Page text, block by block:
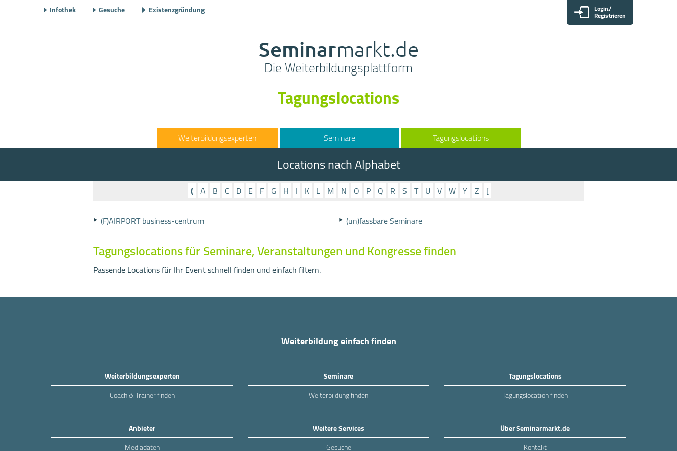
Infothek Gesuche Existenzgründung Login/
Registrieren
Seminarmarkt.de
Die Weiterbildungsplattform
Tagungslocations
Weiterbildungsexperten Seminare Tagungslocations
Locations nach Alphabet
( A B C D E F G H I K L M N O P Q R S T U V W Y Z [
(F)AIRPORT business-centrum
(un)fassbare Seminare
Tagungslocations für Seminare, Veranstaltungen und Kongresse finden
Passende Locations für Ihr Event schnell finden und einfach filtern.
Weiterbildung einfach finden
Weiterbildungsexperten
Coach & Trainer finden
Seminare
Weiterbildung finden
Tagungslocations
Tagungslocation finden
Anbieter
Mediadaten
Weitere Services
Gesuche
Über Seminarmarkt.de
Kontakt